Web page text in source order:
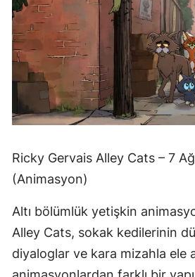
Ricky Gervais Alley Cats – 7
(Animasyon)
Altı bölümlük yetişkin
Alley Cats, sokak kedilerinin
diyaloglar ve kara mizahla ele